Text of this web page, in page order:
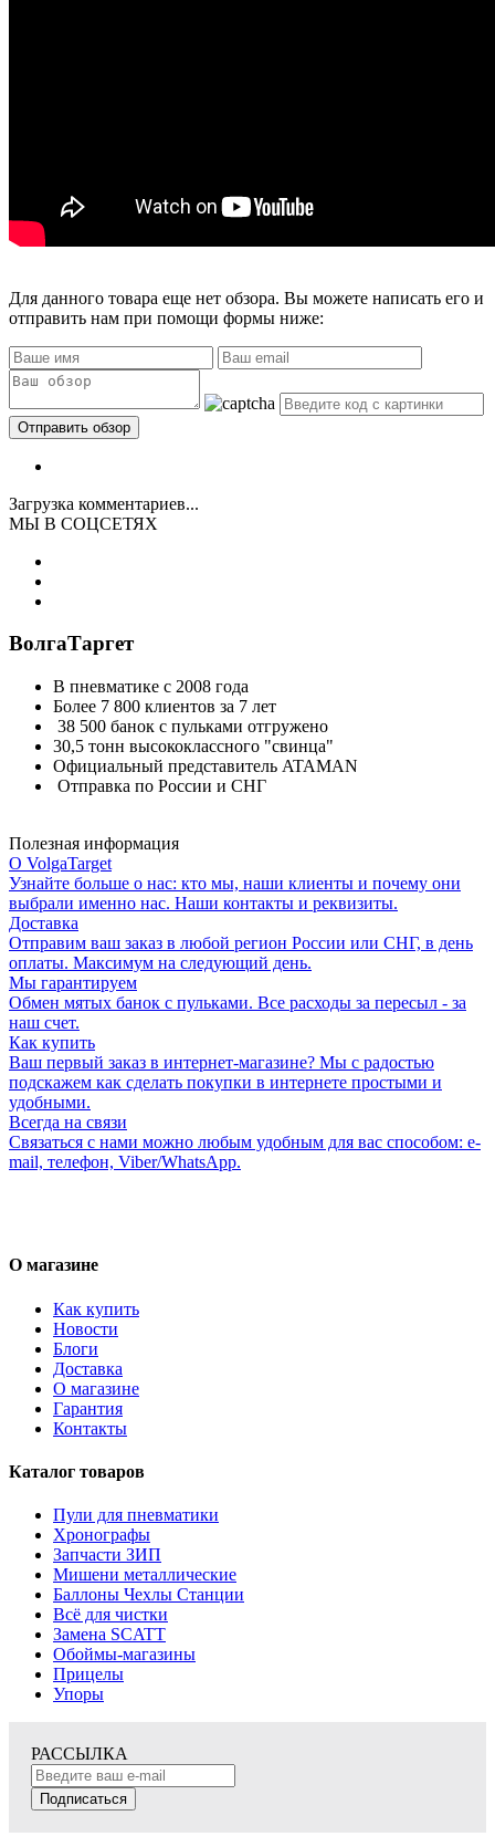
Для данного товара еще нет обзора. Вы можете написать его и
отправить нам при помощи формы ниже:
Загрузка комментариев...
МЫ В СОЦСЕТЯХ
ВолгаТаргет
В пневматике с 2008 года
Более 7 800 клиентов за 7 лет
38 500 банок с пульками отгружено
30,5 тонн высококлассного "свинца"
Официальный представитель ATAMAN
Отправка по России и СНГ
Полезная информация
О VolgaTarget
Узнайте больше о нас: кто мы, наши клиенты и почему они
выбрали именно нас. Наши контакты и реквизиты.
Доставка
Отправим ваш заказ в любой регион России или СНГ, в день
оплаты. Максимум на следующий день.
Мы гарантируем
Обмен мятых банок с пульками. Все расходы за пересыл - за
наш счет.
Как купить
Ваш первый заказ в интернет-магазине? Мы с радостью
подскажем как сделать покупки в интернете простыми и
удобными.
Всегда на связи
Связаться с нами можно любым удобным для вас способом: e-
mail, телефон, Viber/WhatsApp.
О магазине
Как купить
Новости
Блоги
Доставка
О магазине
Гарантия
Контакты
Каталог товаров
Пули для пневматики
Хронографы
Запчасти ЗИП
Мишени металлические
Баллоны Чехлы Станции
Всё для чистки
Замена SCATT
Обоймы-магазины
Прицелы
Упоры
РАССЫЛКА
Подписаться